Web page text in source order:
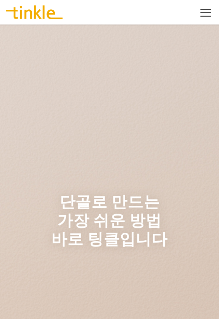
단골로 만드는
가장 쉬운 방법
바로 팅클입니다